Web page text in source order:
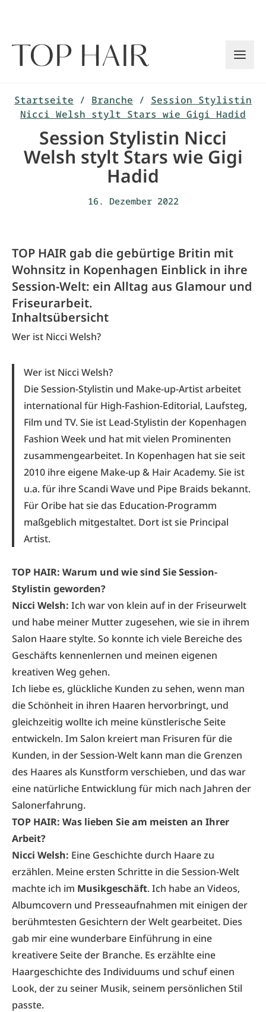
Startseite / Branche / Session Stylistin
Nicci Welsh stylt Stars wie Gigi Hadid
Session Stylistin Nicci
Welsh stylt Stars wie Gigi
Hadid
16. Dezember 2022
TOP HAIR gab die gebürtige Britin mit
Wohnsitz in Kopenhagen Einblick in ihre
Session-Welt: ein Alltag aus Glamour und
Friseurarbeit.
Inhaltsübersicht
Wer ist Nicci Welsh?
Wer ist Nicci Welsh?
Die Session-Stylistin und Make-up-Artist arbeitet
international für High-Fashion-­Editorial, Laufsteg,
Film und TV. Sie ist Lead-Stylistin der Kopenhagen
Fashion Week und hat mit vielen Prominenten
zusammengearbeitet. In Kopenhagen hat sie seit
2010 ihre eigene Make-up & Hair Academy. Sie ist
u.a. für ihre Scandi Wave und Pipe Braids bekannt.
Für Oribe hat sie das Education-Programm
maßgeblich mitgestaltet. Dort ist sie Principal
Artist.
TOP HAIR: Warum und wie sind Sie Session-
Stylistin geworden?
Nicci Welsh: Ich war von klein auf in der Friseurwelt
und habe meiner Mutter zugesehen, wie sie in ihrem
Salon Haare stylte. So konnte ich viele Bereiche des
Geschäfts kennenlernen und meinen eigenen
kreativen Weg gehen.
Ich liebe es, glückliche Kunden zu sehen, wenn man
die Schönheit in ihren Haaren hervorbringt, und
gleichzeitig wollte ich meine künstlerische Seite
entwickeln. Im Salon kreiert man Frisuren für die
Kunden, in der Session-Welt kann man die Grenzen
des Haares als Kunstform verschieben, und das war
eine natürliche Entwicklung für mich nach Jahren der
Salonerfahrung.
TOP HAIR: Was lieben Sie am meisten an Ihrer
Arbeit?
Nicci Welsh: Eine Geschichte durch Haare zu
erzählen. Meine ersten Schritte in die Session-Welt
machte ich im Musikgeschäft. Ich habe an Videos,
Albumcovern und Presseaufnahmen mit einigen der
berühmtesten Gesichtern der Welt gearbeitet. Dies
gab mir eine wunderbare Einführung in eine
kreativere Seite der Branche. Es erzählte eine
Haargeschichte des Individuums und schuf einen
Look, der zu seiner Musik, seinem persönlichen Stil
passte.